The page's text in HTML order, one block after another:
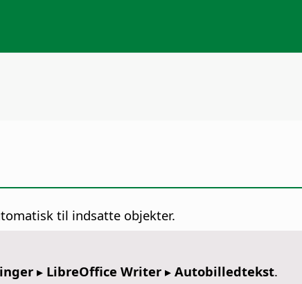
til indsatte objekter.
▸ LibreOffice Writer ▸ Autobilledtekst.